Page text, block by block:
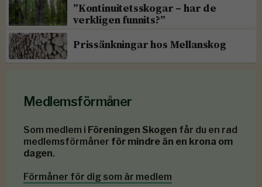
”Kontinuitetsskogar – har de
verkligen funnits?”
Prissänkningar hos Mellanskog
Medlemsförmåner
Som medlem i Föreningen Skogen får du en rad
medlemsförmåner för mindre än en krona om
dagen.
Förmåner för dig som är medlem